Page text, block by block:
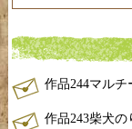
作品244マル
作品243柴犬の